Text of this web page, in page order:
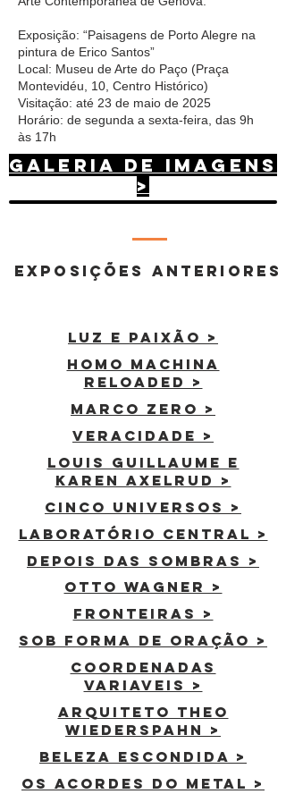
Exposição: “Paisagens de Porto Alegre na
pintura de Erico Santos”
Local: Museu de Arte do Paço (Praça
Montevidéu, 10, Centro Histórico)
Visitação: até 23 de maio de 2025
Horário: de segunda a sexta-feira, das 9h
às 17h
galeria de imagens
>
exposições anteriores
luz e paixão >
HOMO MACHINA
RELOADED >
MARCO ZERO >
VERACIDADE >
Louis Guillaume e
Karen Axelrud >
Cinco universos >
Laboratório Central >
Depois das sombras >
otto wagner >
fronteiras >
sob forma de oraçÃO >
coordenadas
variaveis >
Arquiteto Theo
Wiederspahn >
beleza escondida >
os acordes do metal >